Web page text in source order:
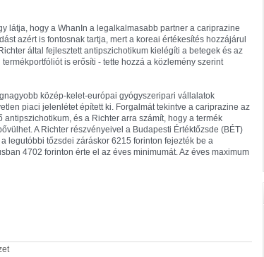
látja, hogy a WhanIn a legalkalmasabb partner a cariprazine
azért is fontosnak tartja, mert a koreai értékesítés hozzájárul
által fejlesztett antipszichotikum kielégíti a betegek és az
is erősíti - tette hozzá a közlemény szerint
közép-kelet-európai gyógyszeripari vállalatok
piaci jelenlétet épített ki. Forgalmát tekintve a cariprazine az
és a Richter arra számít, hogy a termék
A Richter részvényeivel a Budapesti Értéktőzsde (BÉT)
legutóbbi tőzsdei záráskor 6215 forinton fejezték be a
4702 forinton érte el az éves minimumát. Az éves maximum